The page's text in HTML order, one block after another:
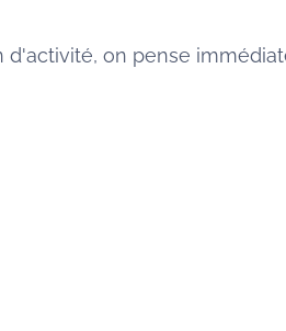
d'activité, on pense